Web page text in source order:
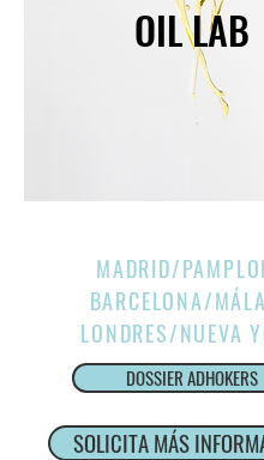
OIL LAB
MADRID/
BARCELONA/
LONDRES/NUEVA
DOSSIER ADHOKERS
SOLICITA MÁS